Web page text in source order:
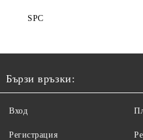
SPC
Бързи връзки:
Вход
Регистрация